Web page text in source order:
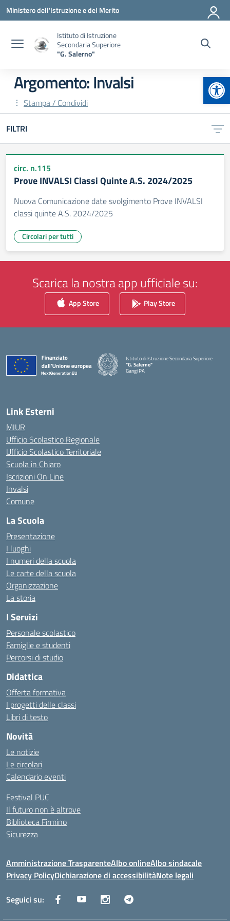
Vai ai contenuti
Vai al menu di navigazione
Vai al footer
Ministero dell'Istruzione e del Merito
Istituto di Istruzione
Secondaria Superiore
"G. Salerno"
Argomento: Invalsi
Stampa / Condividi
FILTRI
circ. n.115
Prove INVALSI Classi Quinte A.S. 2024/2025
Nuova Comunicazione date svolgimento Prove INVALSI
classi quinte A.S. 2024/2025
Circolari per tutti
Scarica la nostra app ufficiale su:
App Store Play Store
Istituto di Istruzione Secondaria Superiore
"G. Salerno"
Gangi PA
— Visita la pagina iniziale della scuola
Link Esterni
MIUR
Ufficio Scolastico Regionale
Ufficio Scolastico Territoriale
Scuola in Chiaro
Iscrizioni On Line
Invalsi
Comune
La Scuola
Presentazione
I luoghi
I numeri della scuola
Le carte della scuola
Organizzazione
La storia
I Servizi
Personale scolastico
Famiglie e studenti
Percorsi di studio
Didattica
Offerta formativa
I progetti delle classi
Libri di testo
Novità
Le notizie
Le circolari
Calendario eventi
Festival PUC
Il futuro non è altrove
Biblioteca Firmino
Sicurezza
Amministrazione TrasparenteAlbo onlineAlbo sindacale
Privacy PolicyDichiarazione di accessibilitàNote legali
Seguici su: